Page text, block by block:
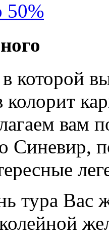
50%
которой
колорит
вам
Синевир,
тура Вас